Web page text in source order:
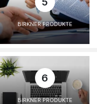
BIRKNER PRODUKTE
6
BIRKNER PRODUKTE